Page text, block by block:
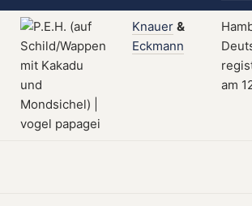
Knauer &
Eckmann
am